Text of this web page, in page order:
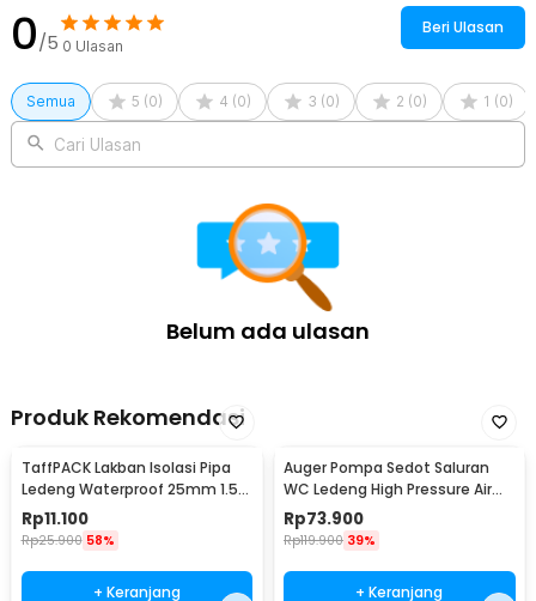
0/5 0 Ulasan
Beri Ulasan
Semua 5 (0) 4 (0) 3 (0) 2 (0) 1 (0)
Cari Ulasan
Belum ada ulasan
Produk Rekomendasi
TaffPACK Lakban Isolasi Pipa
Ledeng Waterproof 25mm 1.5M
- A92-17
Rp11.100
Rp25.900 58%
+ Keranjang
Auger Pompa Sedot Saluran
WC Ledeng High Pressure Air
Drain Plunger - JJ63010
Rp73.900
Rp119.900 39%
+ Keranjang